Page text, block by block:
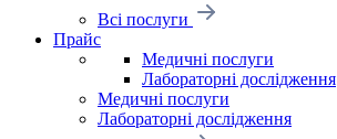
Всі послуги
Прайс
Медичні послуги
Лабораторні дослідження
Медичні послуги
Лабораторні дослідження